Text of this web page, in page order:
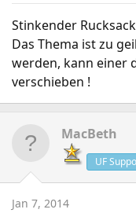
Stinkender
Das Thema ist zu
werden, kann einer
verschieben !
MacBeth
UF
Jan 7, 2014